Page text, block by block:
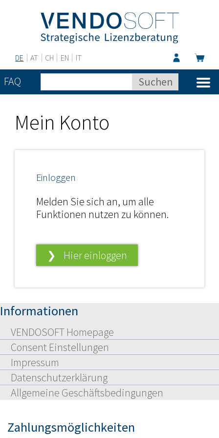
DE AT CH EN IT
FAQ
Mein Konto
Einloggen
Melden Sie sich an, um alle
Funktionen nutzen zu können.
❯ Hier einloggen
Informationen
VENDOSOFT Homepage
Consent Einstellungen
Impressum
Datenschutzerklärung
Allgemeine Geschäftsbedingungen
Zahlungsmöglichkeiten